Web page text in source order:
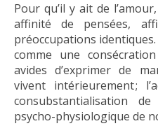
Pour qu’il y ait de
affinité de pensées,
préoccupations
comme une
avides d’exprimer de
vivent intérieurement ;
consubstantialisation
psycho-physiologique de